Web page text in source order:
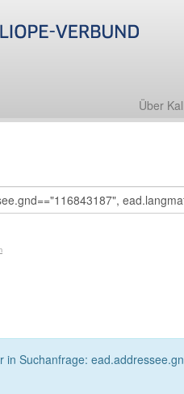
Über
in Suchanfrage: